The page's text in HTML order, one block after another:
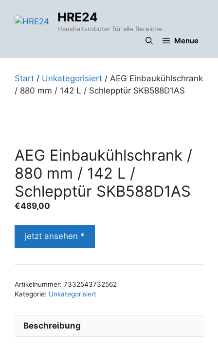
Inhalt
HRE24
Haushaltsroboter für alle Bereiche
Menue
Start / Unkategorisiert / AEG Einbaukühlschrank
/ 880 mm / 142 L / Schlepptür SKB588D1AS
AEG Einbaukühlschrank /
880 mm / 142 L /
Schlepptür SKB588D1AS
€489,00
jetzt ansehen *
Artikelnummer: 7332543732562
Kategorie: Unkategorisiert
Beschreibung